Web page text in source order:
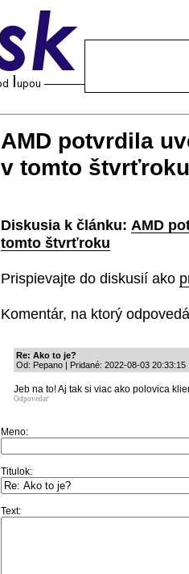
AMD potvrdila
v tomto štvrťroku
Diskusia k článku: AMD
tomto štvrťroku
Prispievajte do diskusií ako
Komentár, na ktorý
Re: Ako to je?
Od: Pepano | Pridané: 2022-08-03 20:33:15
Jeb na to! Aj tak si viac ako polovica
Odpovedať
Meno:
Titulok:
Text: